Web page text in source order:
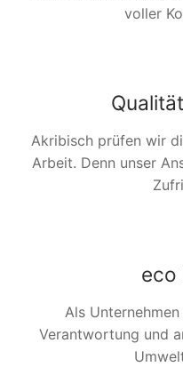
voller
Akribisch prüfen wir
Arbeit. Denn unser
eco
Als
Verantwortung und